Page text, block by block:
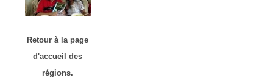
Retour à la page
d'accueil des
régions.